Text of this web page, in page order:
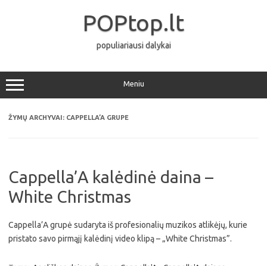
POPtop.lt
populiariausi dalykai
Meniu
ŽYMŲ ARCHYVAI: CAPPELLA’A GRUPE
Cappella’A kalėdinė daina –
White Christmas
Cappella’A grupė sudaryta iš profesionalių muzikos atlikėjų, kurie
pristato savo pirmąjį kalėdinį video klipą – „White Christmas”.